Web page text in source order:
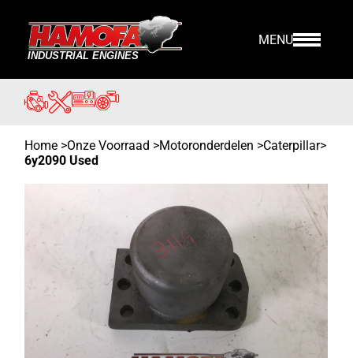
MENU
Home >Onze Voorraad >Motoronderdelen >Caterpillar>
6y2090 Used